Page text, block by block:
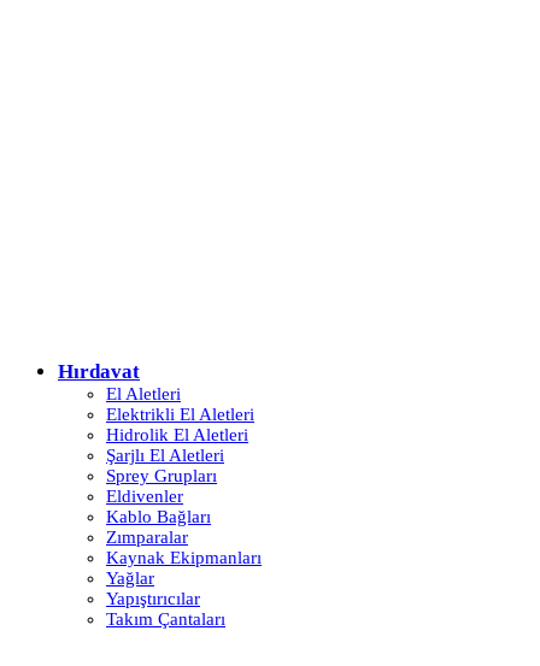
Hırdavat
El Aletleri
Elektrikli El Aletleri
Hidrolik El Aletleri
Şarjlı El Aletleri
Sprey Grupları
Eldivenler
Kablo Bağları
Zımparalar
Kaynak Ekipmanları
Yağlar
Yapıştırıcılar
Takım Çantaları